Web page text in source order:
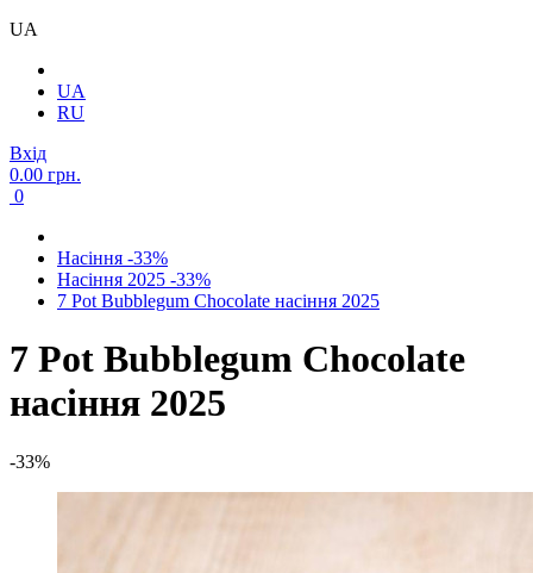
UA
UA
RU
Вхід
0.00 грн.
0
Насіння -33%
Насіння 2025 -33%
7 Pot Bubblegum Chocolate насіння 2025
7 Pot Bubblegum Chocolate
насіння 2025
-33%